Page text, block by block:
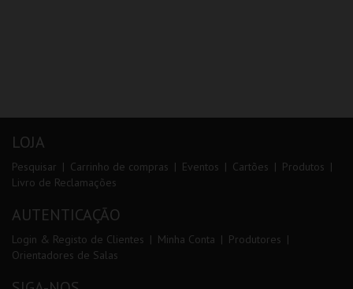
LOJA
Pesquisar Carrinho de compras Eventos Cartões
Produtos
Livro de Reclamações
AUTENTICAÇÃO
Login & Registo de Clientes Minha Conta
Produtores
Orientadores de Salas